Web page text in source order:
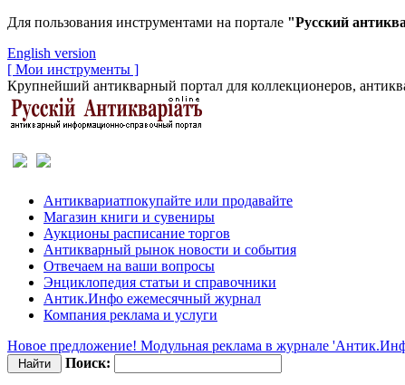
Для пользования инструментами на портале "Русский
English version
[ Мои инструменты ]
Крупнейший антикварный портал для коллекционеров,
Антиквариатпокупайте или продавайте
Магазин книги и сувениры
Аукционы расписание торгов
Антикварный рынок новости и события
Отвечаем на ваши вопросы
Энциклопедия статьи и справочники
Антик.Инфо ежемесячный журнал
Компания реклама и услуги
Новое предложение! Модульная реклама в журнале
Поиск: